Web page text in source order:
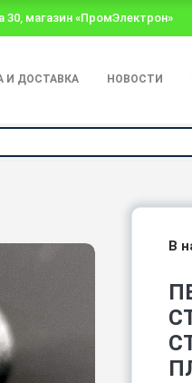
30, магазин «ПромЭлектрон»
И ДОСТАВКА НОВОСТИ
В